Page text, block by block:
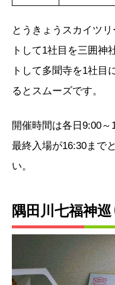
とうきょうスカイツ
トして1社目を三囲神
トして多聞寺を1社目
るとスムーズです。
開催時間は各日9:00
最終入場が16:30まで
い。
隅田川七福神